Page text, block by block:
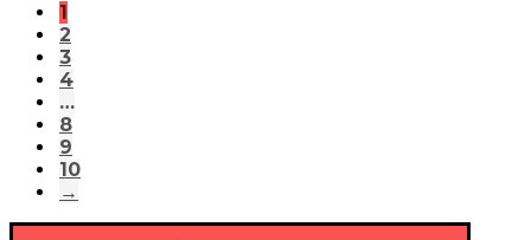
1
2
3
4
…
8
9
10
→